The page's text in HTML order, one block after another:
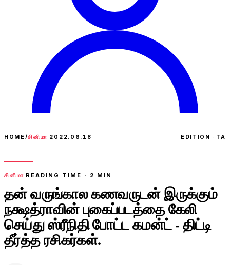
HOME/சினிமா 2022.06.18 EDITION · TA
சினிமா READING TIME · 2 MIN
தன் வருங்கால கணவருடன் இருக்கும்
நக்ஷத்ராவின் புகைப்படத்தை கேலி
செய்து ஸ்ரீநிதி போட்ட கமன்ட் - திட்டி
தீர்த்த ரசிகர்கள்.